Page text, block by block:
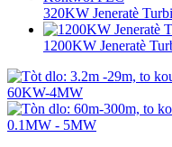
320KW Jeneratè
1200KW Jeneratè